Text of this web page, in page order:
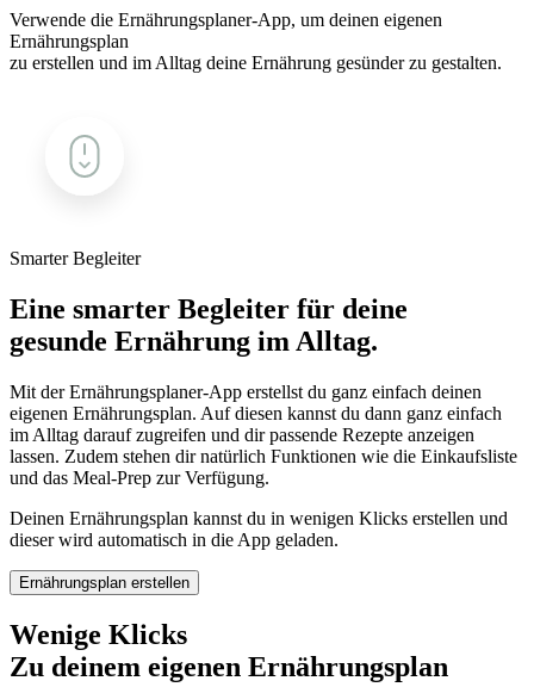
Verwende die Ernährungsplaner-App, um deinen eigenen
Ernährungsplan
zu erstellen und im Alltag deine Ernährung gesünder zu gestalten.
Smarter Begleiter
Eine smarter Begleiter für deine
gesunde Ernährung im Alltag.
Mit der Ernährungsplaner-App erstellst du ganz einfach deinen
eigenen Ernährungsplan. Auf diesen kannst du dann ganz einfach
im Alltag darauf zugreifen und dir passende Rezepte anzeigen
lassen. Zudem stehen dir natürlich Funktionen wie die Einkaufsliste
und das Meal-Prep zur Verfügung.
Deinen Ernährungsplan kannst du in wenigen Klicks erstellen und
dieser wird automatisch in die App geladen.
Ernährungsplan erstellen
Wenige Klicks
Zu deinem eigenen Ernährungsplan